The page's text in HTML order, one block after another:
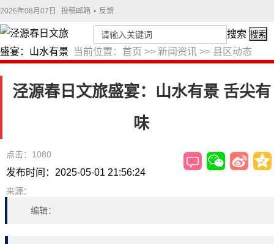
2026年08月07日 投稿邮箱 • 反馈
当前位置： 首页 >> 新闻资讯 >> 县区动态
搜索 搜索
泾源春日文旅盛宴：山水有景 舌尖有
味
点击：1080
发布时间：2025-05-01 21:56:24
来源：
编辑：